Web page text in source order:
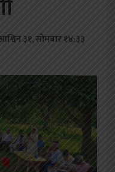
३१, सोमबार १४:३३